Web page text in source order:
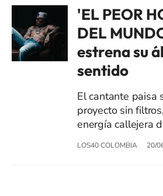
'EL PEOR
DEL
estrena su
sentido
El cantante paisa
proyecto sin
energía callejera
LOS40 COLOMBIA 20/